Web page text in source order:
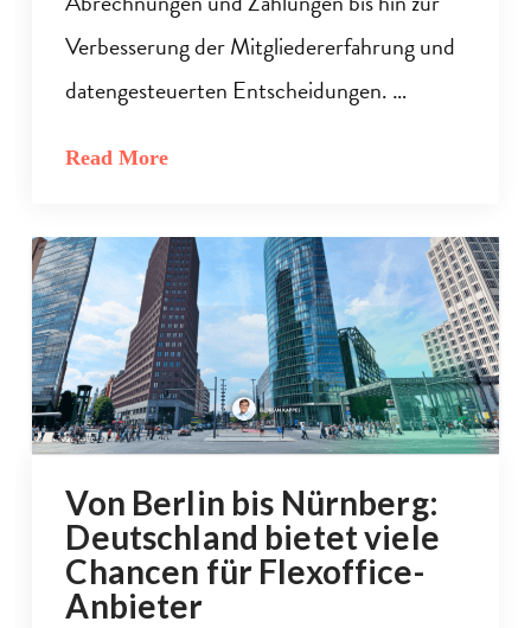
Verbesserung der Mitgliedererfahrung und
datengesteuerten Entscheidungen. …
Read More
Von Berlin bis Nürnberg:
Deutschland bietet viele
Chancen für Flexoffice-
Anbieter